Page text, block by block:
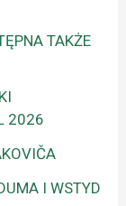
TAKŻE
2026
I WSTYD